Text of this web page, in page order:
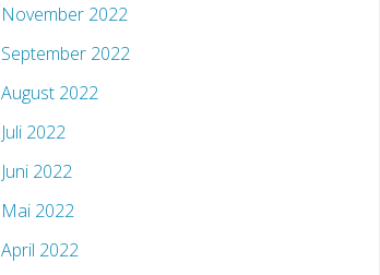
November 2022
September 2022
August 2022
Juli 2022
Juni 2022
Mai 2022
April 2022